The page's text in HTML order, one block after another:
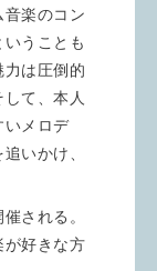
楽のコン
うことも
力は圧倒的
て、本人
いメロデ
いかけ、
される。
が好きな方